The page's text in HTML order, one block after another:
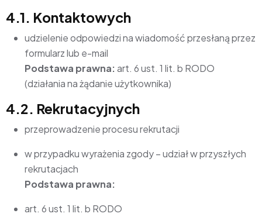
4.1. Kontaktowych
udzielenie odpowiedzi na wiadomość przesłaną przez
formularz lub e-mail
Podstawa prawna:art. 6 ust. 1 lit. b RODO
(działania na żądanie użytkownika)
4.2. Rekrutacyjnych
przeprowadzenie procesu rekrutacji
w przypadku wyrażenia zgody – udział w przyszłych
rekrutacjach
Podstawa prawna:
art. 6 ust. 1 lit. b RODO